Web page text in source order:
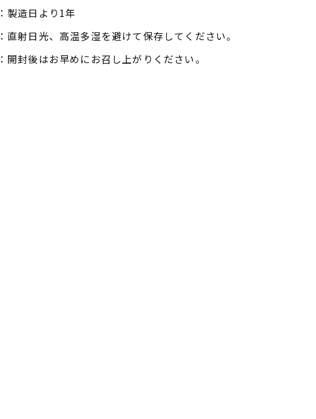
：製造日より1年
：直射日光、高温多湿を避けて保存してください。
：開封後はお早めにお召し上がりください。